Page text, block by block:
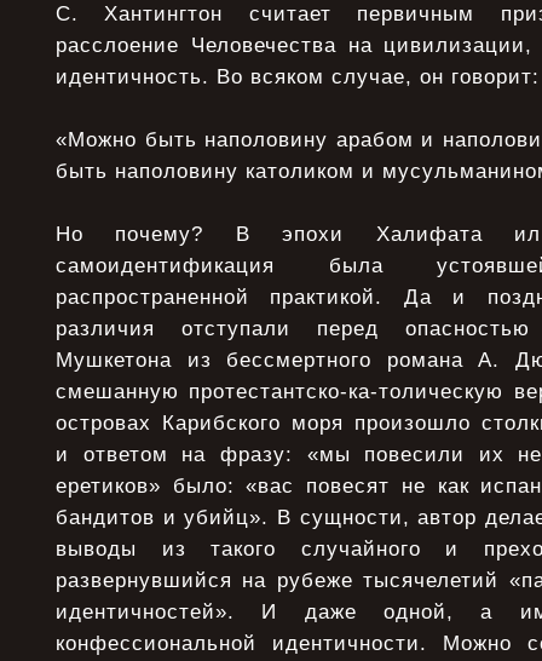
С. Хантингтон считает первичным
расслоение Человечества на
идентичность. Во всяком случае, он говорит:
«Можно быть наполовину арабом и
быть наполовину католиком и
Но почему? В эпохи Халифата или
самоидентификация была
распространенной практикой. Да и
различия отступали перед
Мушкетона из бессмертного романа А.
смешанную протестантско-ка-толическую
островах Карибского моря произошло
и ответом на фразу: «мы повесили их
еретиков» было: «вас повесят не как
бандитов и убийц». В сущности, автор
выводы из такого случайного и
развернувшийся на рубеже тысячелетий
идентичностей». И даже одной, а
конфессиональной идентичности. Можно